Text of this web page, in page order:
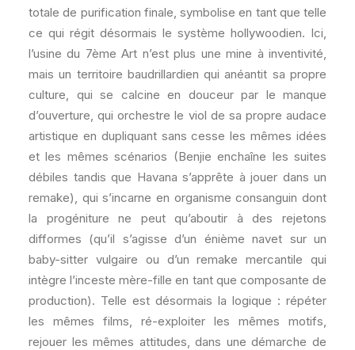
totale de purification finale, symbolise en tant que telle
ce qui régit désormais le système hollywoodien. Ici,
l’usine du 7ème Art n’est plus une mine à inventivité,
mais un territoire baudrillardien qui anéantit sa propre
culture, qui se calcine en douceur par le manque
d’ouverture, qui orchestre le viol de sa propre audace
artistique en dupliquant sans cesse les mêmes idées
et les mêmes scénarios (Benjie enchaîne les suites
débiles tandis que Havana s’apprête à jouer dans un
remake), qui s’incarne en organisme consanguin dont
la progéniture ne peut qu’aboutir à des rejetons
difformes (qu’il s’agisse d’un énième navet sur un
baby-sitter vulgaire ou d’un remake mercantile qui
intègre l’inceste mère-fille en tant que composante de
production). Telle est désormais la logique : répéter
les mêmes films, ré-exploiter les mêmes motifs,
rejouer les mêmes attitudes, dans une démarche de